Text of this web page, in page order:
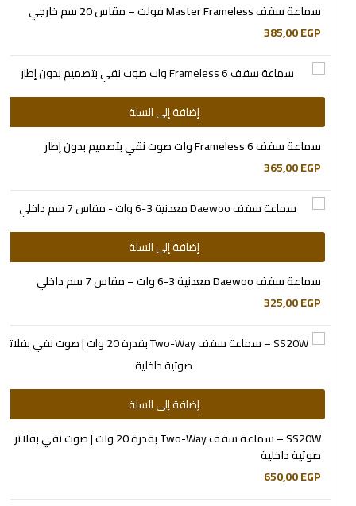
سماعة سقف Master Frameless فولت – مقاس 20 سم خارجي
385,00EGP
إضافة إلى السلة
سماعة سقف Frameless 6 وات صوت نقي بتصميم بدون إطار
365,00EGP
إضافة إلى السلة
سماعة سقف Daewoo معدنية 3-6 وات – مقاس 7 سم داخلي
325,00EGP
إضافة إلى السلة
SS20W – سماعة سقف Two-Way بقدرة 20 وات | صوت نقي بفلاتر
صوتية داخلية
650,00EGP